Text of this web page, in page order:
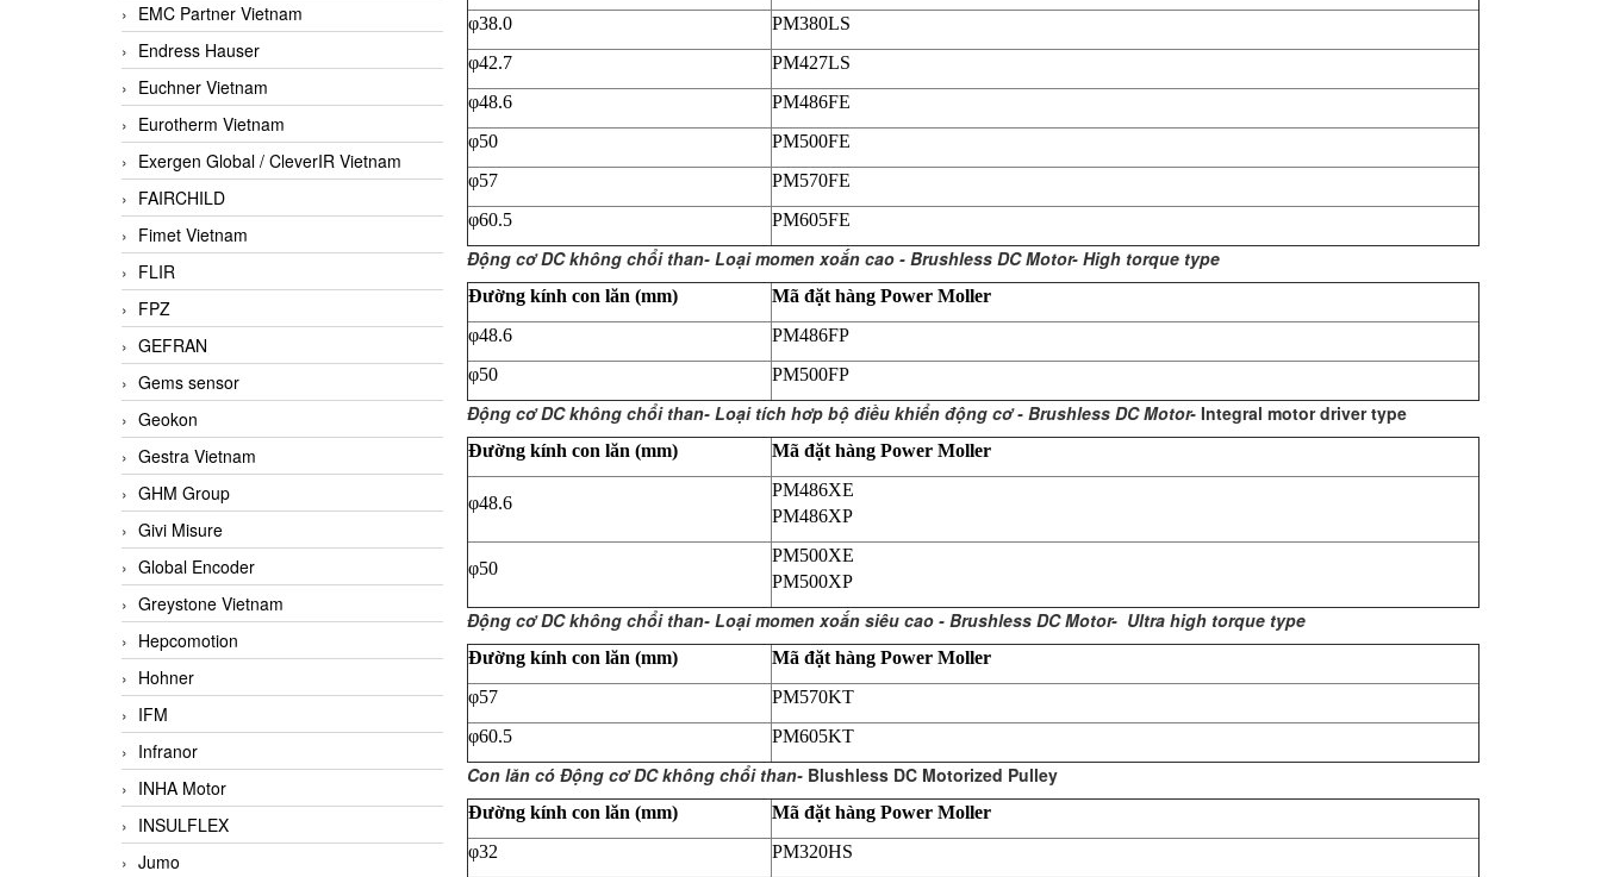
EMC Partner Vietnam
Endress Hauser
Euchner Vietnam
Eurotherm Vietnam
Exergen Global / CleverIR Vietnam
FAIRCHILD
Fimet Vietnam
FLIR
FPZ
GEFRAN
Gems sensor
Geokon
Gestra Vietnam
GHM Group
Givi Misure
Global Encoder
Greystone Vietnam
Hepcomotion
Hohner
IFM
Infranor
INHA Motor
INSULFLEX
Jumo
φ38.0
PM380LS
φ42.7
PM427LS
φ48.6
PM486FE
φ50
PM500FE
φ57
PM570FE
φ60.5
PM605FE
Động cơ DC không chổi than- Loại momen xoắn cao - Brushless DC Motor- High torque type
Đường kính con lăn (mm)
Mã đặt hàng Power Moller
φ48.6
PM486FP
φ50
PM500FP
Động cơ DC không chổi than- Loại tích hơp bộ điều khiển động cơ - Brushless DC Motor- Integral motor driver type
Đường kính con lăn (mm) Mã đặt hàng Power Moller
φ48.6
PM486XE
PM486XP
φ50
PM500XE
PM500XP
Động cơ DC không chổi than- Loại momen xoắn siêu cao - Brushless DC Motor- Ultra high torque type
Đường kính con lăn (mm)
Mã đặt hàng Power Moller
φ57
PM570KT
φ60.5
PM605KT
Con lăn có Động cơ DC không chổi than- Blushless DC Motorized Pulley
Đường kính con lăn (mm)
Mã đặt hàng Power Moller
φ32
PM320HS